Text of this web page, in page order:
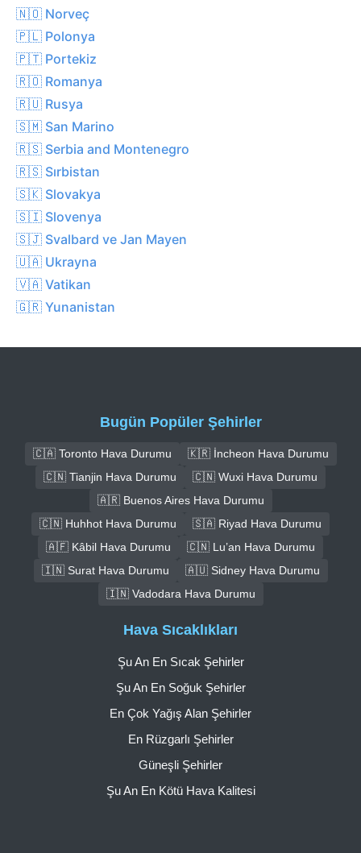
🇳🇴 Norveç
🇵🇱 Polonya
🇵🇹 Portekiz
🇷🇴 Romanya
🇷🇺 Rusya
🇸🇲 San Marino
🇷🇸 Serbia and Montenegro
🇷🇸 Sırbistan
🇸🇰 Slovakya
🇸🇮 Slovenya
🇸🇯 Svalbard ve Jan Mayen
🇺🇦 Ukrayna
🇻🇦 Vatikan
🇬🇷 Yunanistan
Bugün Popüler Şehirler
🇨🇦 Toronto Hava Durumu
🇰🇷 İncheon Hava Durumu
🇨🇳 Tianjin Hava Durumu
🇨🇳 Wuxi Hava Durumu
🇦🇷 Buenos Aires Hava Durumu
🇨🇳 Huhhot Hava Durumu
🇸🇦 Riyad Hava Durumu
🇦🇫 Kâbil Hava Durumu
🇨🇳 Lu’an Hava Durumu
🇮🇳 Surat Hava Durumu
🇦🇺 Sidney Hava Durumu
🇮🇳 Vadodara Hava Durumu
Hava Sıcaklıkları
Şu An En Sıcak Şehirler
Şu An En Soğuk Şehirler
En Çok Yağış Alan Şehirler
En Rüzgarlı Şehirler
Güneşli Şehirler
Şu An En Kötü Hava Kalitesi